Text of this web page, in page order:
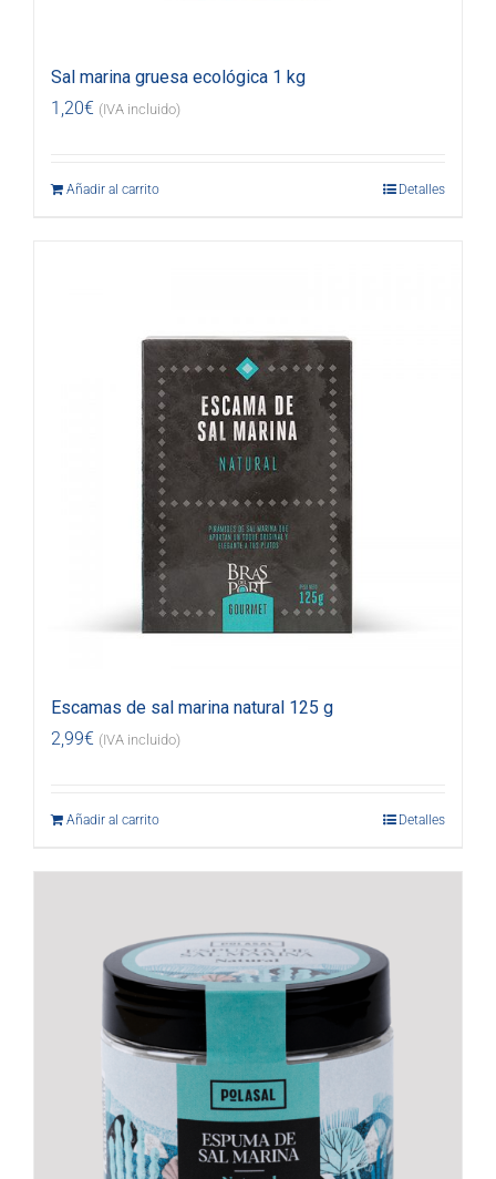
Sal marina gruesa ecológica 1 kg
1,20€ (IVA incluido)
Añadir al carrito Detalles
Escamas de sal marina natural 125 g
2,99€ (IVA incluido)
Añadir al carrito Detalles